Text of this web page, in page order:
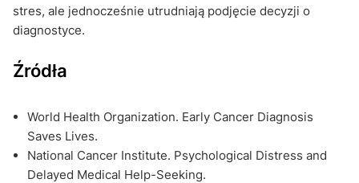
stres, ale jednocześnie utrudniają podjęcie decyzji o
diagnostyce.
Źródła
World Health Organization. Early Cancer Diagnosis
Saves Lives.
National Cancer Institute. Psychological Distress and
Delayed Medical Help-Seeking.